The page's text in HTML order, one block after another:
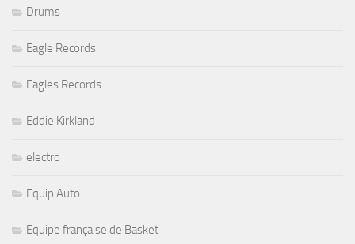
Drums
Eagle Records
Eagles Records
Eddie Kirkland
electro
Equip Auto
Equipe française de Basket